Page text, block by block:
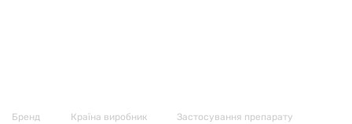
Бренд Країна виробник Застосування препарату